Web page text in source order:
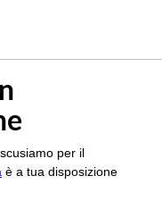
per il
è a tua disposizione